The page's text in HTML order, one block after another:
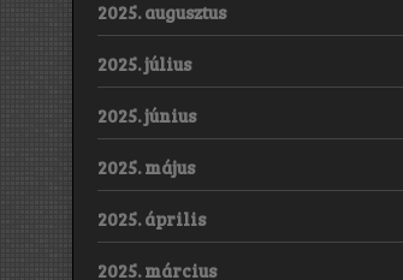
2025. augusztus
2025. július
2025. június
2025. május
2025. április
2025. március